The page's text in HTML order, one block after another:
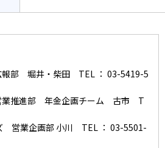
部 堀井・柴田 TEL ： 03-5419-5
業推進部 年金企画チーム 古市 T
営業企画部 小川 TEL ： 03-5501-